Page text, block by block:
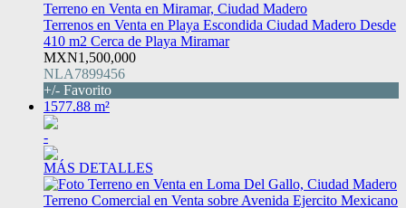
Terreno en Venta en Miramar, Ciudad Madero
Terrenos en Venta en Playa Escondida Ciudad Madero Desde
410 m2 Cerca de Playa Miramar
MXN1,500,000
NLA7899456
+/- Favorito
1577.88 m²
-
MÁS DETALLES